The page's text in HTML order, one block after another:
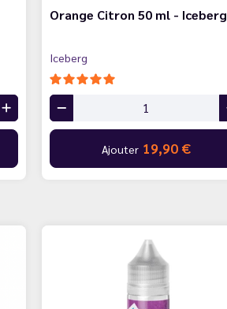
Orange Citron 50 ml - Iceberg
Iceberg
Ajouter 19,90 €